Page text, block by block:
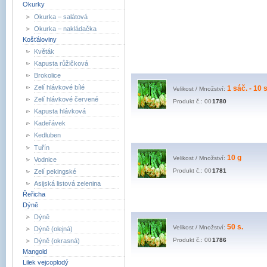
Okurky
Okurka – salátová
Okurka – nakládačka
Košťáloviny
Květák
Kapusta růžičková
Brokolice
Zelí hlávkové bílé
Zelí hlávkové červené
Kapusta hlávková
Kadeřávek
Kedluben
Tuřín
Vodnice
Zelí pekingské
Asijská listová zelenina
Řeřicha
Dýně
Dýně
Dýně (olejná)
Dýně (okrasná)
Mangold
Lilek vejcoplodý
Velikost / Množství: 1 sáč. - 10
Produkt č.: 001780
Velikost / Množství: 10 g
Produkt č.: 001781
Velikost / Množství: 50 s.
Produkt č.: 001786